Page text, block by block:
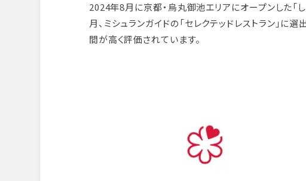
2024年8月に京都・烏丸御池エリアにオープンした「
月、ミシュランガイドの「セレクテッドレストラン」
間が高く評価されています。